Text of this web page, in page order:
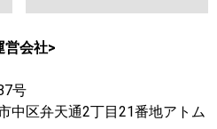
営会社>
号
中区弁天通2丁目21番地アトム